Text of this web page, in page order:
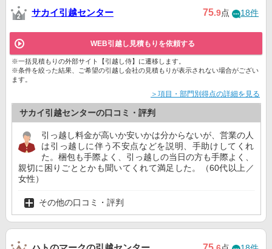
サカイ引越センター 75.9点 18件
WEB引越し見積もりを依頼する
※一括見積もりの外部サイト【引越し侍】に遷移します。
※条件を絞った結果、ご希望の引越し会社の見積もりが表示されない場合がござい
ます。
＞項目・部門別得点の詳細を見る
サカイ引越センターの口コミ・評判
引っ越し料金が高いか安いかは分からないが、営業の人
は引っ越しに伴う不安点などを説明、手助けしてくれ
た。梱包も手際よく、引っ越しの当日の方も手際よく、
親切に困りごととかも聞いてくれて満足した。（60代以上／
女性）
その他の口コミ・評判